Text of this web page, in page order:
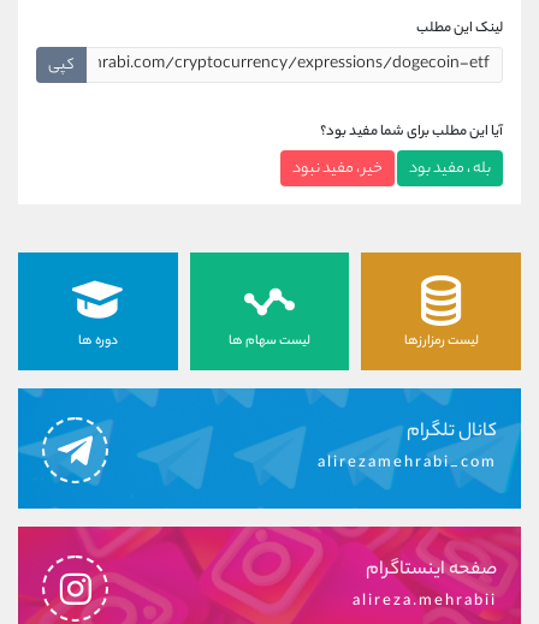
لینک این مطلب
کپی
آیا این مطلب برای شما مفید بود؟
بله ، مفید بود خیر ، مفید نبود
لیست رمزارزها لیست سهام ها دوره ها
کانال تلگرام
alirezamehrabi_com
صفحه اینستاگرام
alireza.mehrabii